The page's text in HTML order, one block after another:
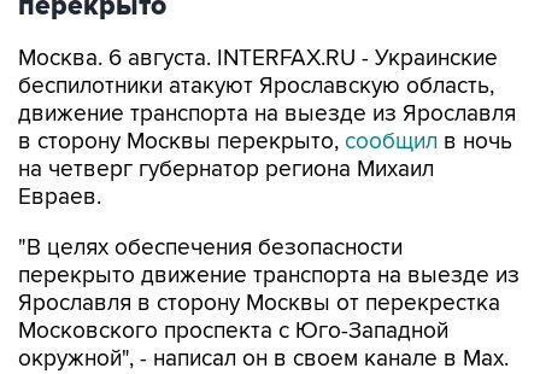
Москва. 6 августа. INTERFAX.RU - Украинские
беспилотники атакуют Ярославскую область,
движение транспорта на выезде из Ярославля
в сторону Москвы перекрыто, сообщил в ночь
на четверг губернатор региона Михаил
Евраев.
"В целях обеспечения безопасности
перекрыто движение транспорта на выезде из
Ярославля в сторону Москвы от перекрестка
Московского проспекта с Юго-Западной
окружной", - написал он в своем канале в Мах.